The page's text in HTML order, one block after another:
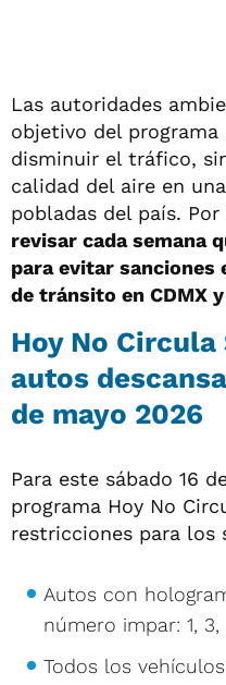
Las autoridades
objetivo del
disminuir el tráfico,
calidad del aire en
pobladas del país.
revisar cada semana
para evitar sanciones
de tránsito en CDMX
Hoy No
autos
de mayo 2026
Para este sábado 16
programa Hoy No
restricciones para los
Autos con
número impar: 1, 3,
Todos los